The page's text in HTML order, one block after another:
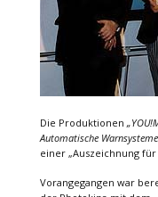
Die Produktionen
Automatische
einer „Auszeichnung
Vorangegangen war